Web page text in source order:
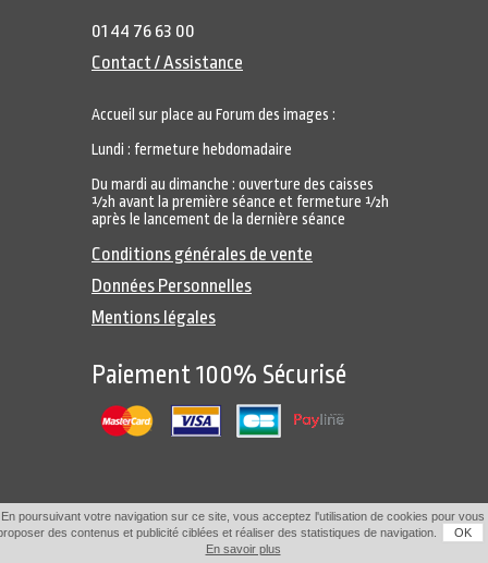
01 44 76 63 00
Contact / Assistance
Accueil sur place au Forum des images :
Lundi : fermeture hebdomadaire
Du mardi au dimanche : ouverture des caisses
½h avant la première séance et fermeture ½h
après le lancement de la dernière séance
Conditions générales de vente
Données Personnelles
Mentions légales
Paiement 100% Sécurisé
En poursuivant votre navigation sur ce site, vous acceptez l'utilisation de cookies pour vous
des contenus et publicité ciblées et réaliser des statistiques de navigation.
OK
En savoir plus